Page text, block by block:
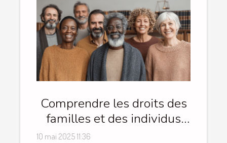
Comprendre les droits des
familles et des individus
dans le domaine juridique
10 mai 2025 11:36